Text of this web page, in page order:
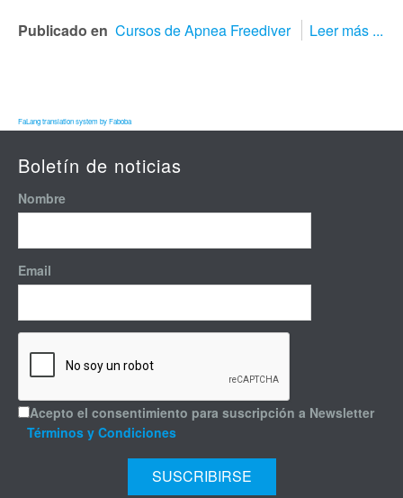
Publicado en Cursos de Apnea Freediver Leer más ...
FaLang translation system by Faboba
Boletín de noticias
Nombre
Email
Acepto el consentimiento para suscripción a Newsletter
Términos y Condiciones